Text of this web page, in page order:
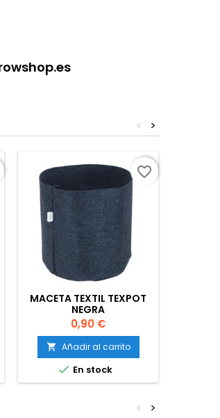
>
<
MACETA TEXTIL TEXPOT
NEGRA
Precio
0,90 €
 Añadir al carrito
 En stock
favorite_border
>
<